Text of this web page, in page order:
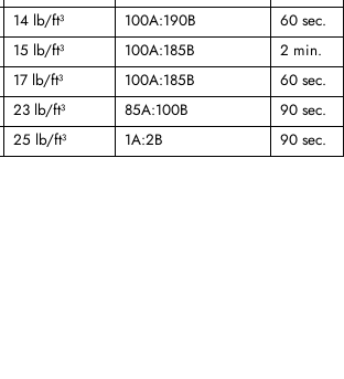
14 lb/ft³ 100A:190B
60 sec.
15 lb/ft³ 100A:185B
2 min.
17 lb/ft³ 100A:185B
60 sec.
23 lb/ft³ 85A:100B
90 sec.
25 lb/ft³ 1A:2B 90 sec.